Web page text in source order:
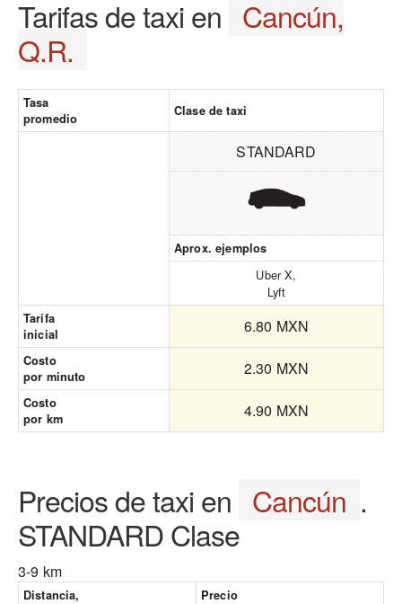
Tarifas de taxi en Cancún,
Q.R.
Tasa
promedio
Clase de taxi
STANDARD
Aprox. ejemplos
Uber X,
Lyft
Tarifa
inicial
6.80 MXN
Costo
por minuto
2.30 MXN
Costo
por km
4.90 MXN
Precios de taxi en Cancún .
STANDARD Clase
3-9 km
Distancia,
Precio